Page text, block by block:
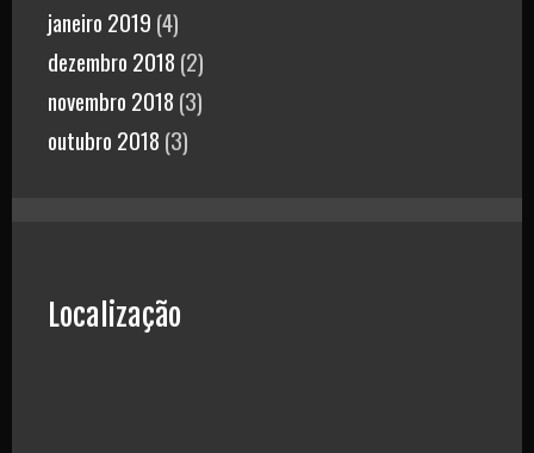
janeiro 2019 (4)
dezembro 2018 (2)
novembro 2018 (3)
outubro 2018 (3)
Localização